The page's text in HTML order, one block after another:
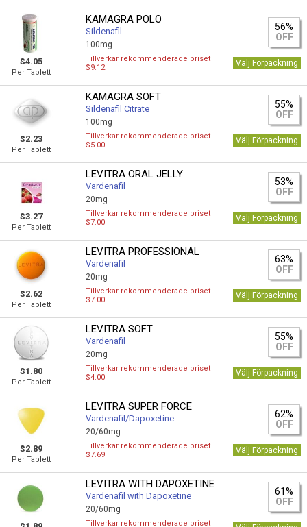
$4.05
Per Tablett
KAMAGRA POLO
Sildenafil
100mg
56%
OFF
Tillverkar rekommenderade priset
$9.12
Välj Förpackning
$2.23
Per Tablett
KAMAGRA SOFT
Sildenafil Citrate
100mg
55%
OFF
Tillverkar rekommenderade priset
$5.00
Välj Förpackning
$3.27
Per Tablett
LEVITRA ORAL JELLY
Vardenafil
20mg
53%
OFF
Tillverkar rekommenderade priset
$7.00
Välj Förpackning
$2.62
Per Tablett
LEVITRA PROFESSIONAL
Vardenafil
20mg
63%
OFF
Tillverkar rekommenderade priset
$7.00
Välj Förpackning
$1.80
Per Tablett
LEVITRA SOFT
Vardenafil
20mg
55%
OFF
Tillverkar rekommenderade priset
$4.00
Välj Förpackning
$2.89
Per Tablett
LEVITRA SUPER FORCE
Vardenafil/Dapoxetine
20/60mg
62%
OFF
Tillverkar rekommenderade priset
$7.69
Välj Förpackning
LEVITRA WITH DAPOXETINE
Vardenafil with Dapoxetine
20/60mg
61%
OFF
Tillverkar rekommenderade priset